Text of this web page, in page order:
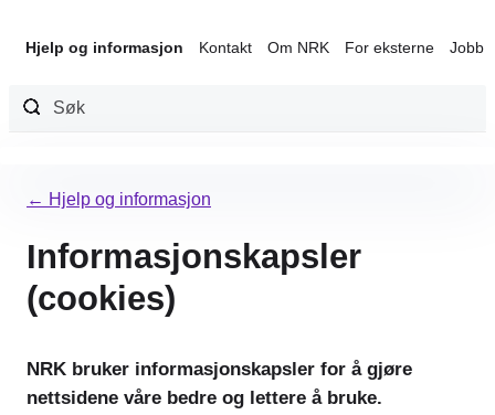
Hjelp og informasjon Kontakt Om NRK For eksterne Jobb
innhold
← Hjelp og informasjon
Informasjonskapsler
(cookies)
NRK bruker informasjonskapsler for å gjøre
nettsidene våre bedre og lettere å bruke.